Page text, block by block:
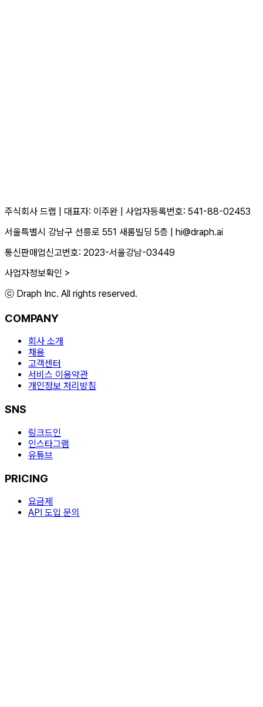
주식회사 드랩 대표자: 이주완
사업자등록번호: 541-88-02453
서울특별시 강남구 선릉로 551 새롬빌딩 5층
hi@draph.ai
통신판매업신고번호: 2023-서울강남-03449
사업자정보확인 >
ⓒ Draph Inc. All rights reserved.
COMPANY
회사 소개
채용
고객센터
서비스 이용약관
개인정보 처리방침
SNS
링크드인
인스타그램
유튜브
PRICING
요금제
API 도입 문의